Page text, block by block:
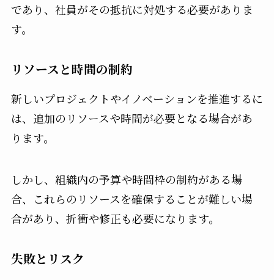
であり、社員がその抵抗に対処する必要がありま
す。
リソースと時間の制約
新しいプロジェクトやイノベーションを推進するに
は、追加のリソースや時間が必要となる場合があ
ります。
しかし、組織内の予算や時間枠の制約がある場
合、これらのリソースを確保することが難しい場
合があり、折衝や修正も必要になります。
失敗とリスク